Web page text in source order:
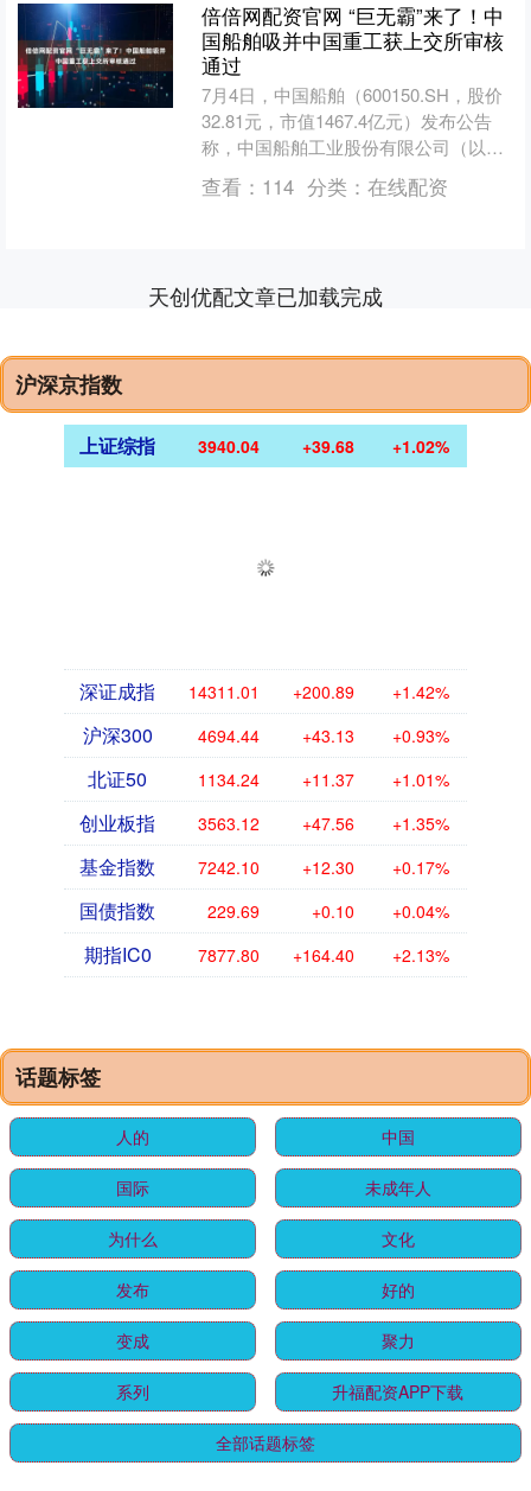
倍倍网配资官网 “巨无霸”来了！中
国船舶吸并中国重工获上交所审核
通过
7月4日，中国船舶（600150.SH，股价
32.81元，市值1467.4亿元）发布公告
称，中国船舶工业股份有限公司（以下
简称“中国船舶”）拟以向中国船舶重工
股....
查看： 114 分类： 在线配资
天创优配文章已加载完成
沪深京指数
上证综指 3940.04 +39.68 +1.02%
深证成指 14311.01 +200.89 +1.42%
沪深300 4694.44 +43.13 +0.93%
北证50 1134.24 +11.37 +1.01%
创业板指 3563.12 +47.56 +1.35%
基金指数 7242.10 +12.30 +0.17%
国债指数 229.69 +0.10 +0.04%
期指IC0 7877.80 +164.40 +2.13%
话题标签
人的 中国
国际 未成年人
为什么 文化
发布 好的
变成 聚力
系列 升福配资APP下载
全部话题标签